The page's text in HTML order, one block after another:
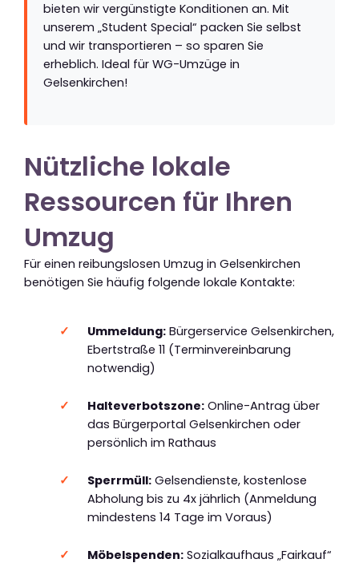
bieten wir vergünstigte Konditionen an. Mit
unserem „Student Special“ packen Sie selbst
und wir transportieren – so sparen Sie
erheblich. Ideal für WG-Umzüge in
Gelsenkirchen!
Nützliche lokale
Ressourcen für Ihren
Umzug
Für einen reibungslosen Umzug in Gelsenkirchen
benötigen Sie häufig folgende lokale Kontakte:
Ummeldung:Bürgerservice Gelsenkirchen,
Ebertstraße 11 (Terminvereinbarung
notwendig)
Halteverbotszone:Online-Antrag über
das Bürgerportal Gelsenkirchen oder
persönlich im Rathaus
Sperrmüll:Gelsendienste, kostenlose
Abholung bis zu 4x jährlich (Anmeldung
mindestens 14 Tage im Voraus)
Möbelspenden:Sozialkaufhaus „Fairkauf“